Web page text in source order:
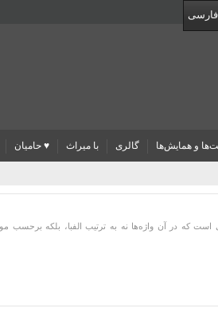
فارسی
و همایش‌ها گالری با میراث ♥ حامیان
است که در آن واژه‌ها نه به ترتیب الفبا، بلکه برحسب